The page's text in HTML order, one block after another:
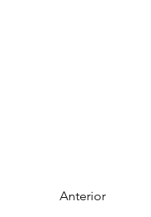
Anterior